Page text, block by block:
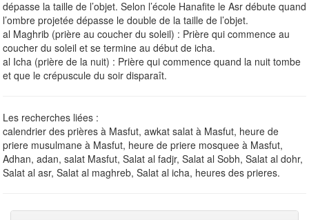
dépasse la taille de l’objet. Selon l’école Hanafite le Asr débute quand
l’ombre projetée dépasse le double de la taille de l’objet.
al Maghrib (prière au coucher du soleil) : Prière qui commence au
coucher du soleil et se termine au début de icha.
al Icha (prière de la nuit) : Prière qui commence quand la nuit tombe
et que le crépuscule du soir disparaît.
Les recherches liées :
calendrier des prières à Masfut, awkat salat à Masfut, heure de
priere musulmane à Masfut, heure de priere mosquee à Masfut,
Adhan, adan, salat Masfut, Salat al fadjr, Salat al Sobh, Salat al dohr,
Salat al asr, Salat al maghreb, Salat al icha, heures des prieres.